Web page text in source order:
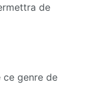
de